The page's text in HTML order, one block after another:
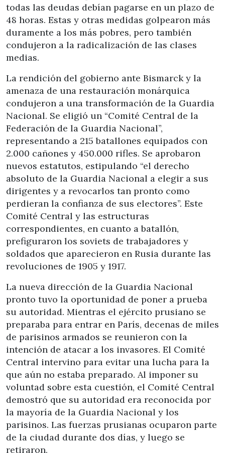
todas las deudas debían pagarse en un plazo de
48 horas. Estas y otras medidas golpearon más
duramente a los más pobres, pero también
condujeron a la radicalización de las clases
medias.
La rendición del gobierno ante Bismarck y la
amenaza de una restauración monárquica
condujeron a una transformación de la Guardia
Nacional. Se eligió un “Comité Central de la
Federación de la Guardia Nacional”,
representando a 215 batallones equipados con
2.000 cañones y 450.000 rifles. Se aprobaron
nuevos estatutos, estipulando “el derecho
absoluto de la Guardia Nacional a elegir a sus
dirigentes y a revocarlos tan pronto como
perdieran la confianza de sus electores”. Este
Comité Central y las estructuras
correspondientes, en cuanto a batallón,
prefiguraron los soviets de trabajadores y
soldados que aparecieron en Rusia durante las
revoluciones de 1905 y 1917.
La nueva dirección de la Guardia Nacional
pronto tuvo la oportunidad de poner a prueba
su autoridad. Mientras el ejército prusiano se
preparaba para entrar en París, decenas de miles
de parisinos armados se reunieron con la
intención de atacar a los invasores. El Comité
Central intervino para evitar una lucha para la
que aún no estaba preparado. Al imponer su
voluntad sobre esta cuestión, el Comité Central
demostró que su autoridad era reconocida por
la mayoría de la Guardia Nacional y los
parisinos. Las fuerzas prusianas ocuparon parte
de la ciudad durante dos días, y luego se
retiraron.